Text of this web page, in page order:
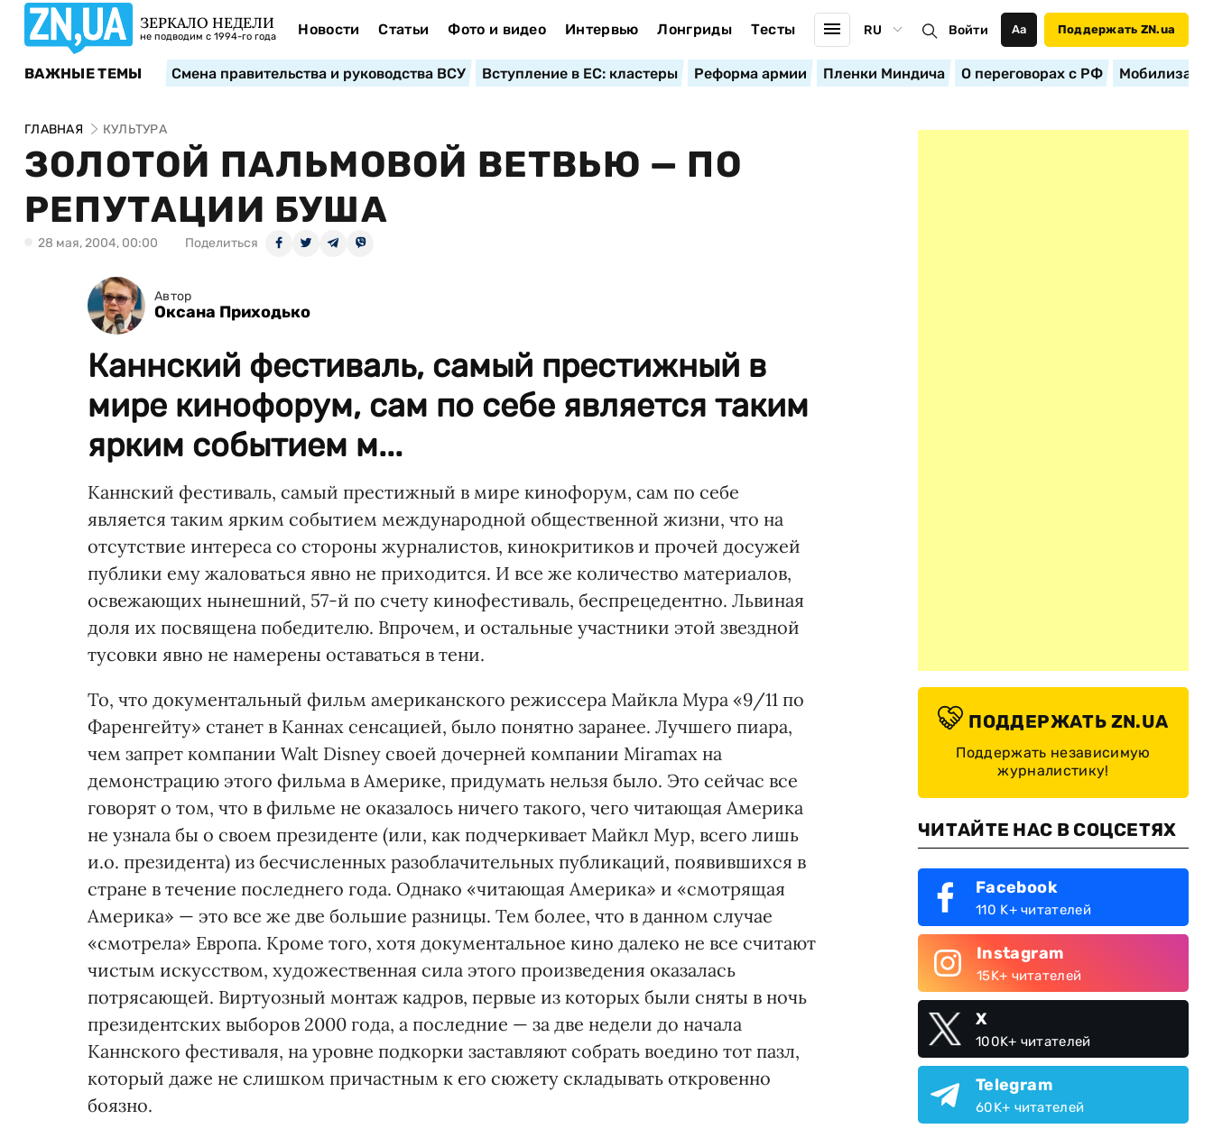
ЗЕРКАЛО НЕДЕЛИ
не подводим с 1994-го года Новости Статьи Фото и видео Интервью Лонгриды Тесты RU Войти Аа Поддержать ZN.ua
ВАЖНЫЕ ТЕМЫ Смена правительства и руководства ВСУ Вступление в ЕС: кластеры Реформа армии Пленки Миндича О переговорах с РФ
ГЛАВНАЯ КУЛЬТУРА
ЗОЛОТОЙ ПАЛЬМОВОЙ ВЕТВЬЮ — ПО
РЕПУТАЦИИ БУША
28 мая, 2004, 00:00 Поделиться
Автор
Оксана Приходько
Каннский фестиваль, самый престижный в
мире кинофорум, сам по себе является таким
ярким событием м...
Каннский фестиваль, самый престижный в мире кинофорум, сам по себе
является таким ярким событием международной общественной жизни, что на
отсутствие интереса со стороны журналистов, кинокритиков и прочей досужей
публики ему жаловаться явно не приходится. И все же количество материалов,
освежающих нынешний, 57-й по счету кинофестиваль, беспрецедентно. Львиная
доля их посвящена победителю. Впрочем, и остальные участники этой звездной
тусовки явно не намерены оставаться в тени.
То, что документальный фильм американского режиссера Майкла Мура «9/11 по
Фаренгейту» станет в Каннах сенсацией, было понятно заранее. Лучшего пиара,
чем запрет компании Walt Disney своей дочерней компании Miramax на
демонстрацию этого фильма в Америке, придумать нельзя было. Это сейчас все
говорят о том, что в фильме не оказалось ничего такого, чего читающая Америка
не узнала бы о своем президенте (или, как подчеркивает Майкл Мур, всего лишь
и.о. президента) из бесчисленных разоблачительных публикаций, появившихся в
стране в течение последнего года. Однако «читающая Америка» и «смотрящая
Америка» — это все же две большие разницы. Тем более, что в данном случае
«смотрела» Европа. Кроме того, хотя документальное кино далеко не все считают
чистым искусством, художественная сила этого произведения оказалась
потрясающей. Виртуозный монтаж кадров, первые из которых были сняты в ночь
президентских выборов 2000 года, а последние — за две недели до начала
Каннского фестиваля, на уровне подкорки заставляют собрать воедино тот пазл,
который даже не слишком причастным к его сюжету складывать откровенно
боязно.
ПОДДЕРЖАТЬ ZN.UA
Поддержать независимую
журналистику!
ЧИТАЙТЕ НАС В СОЦСЕТЯХ
Facebook
110 K+ читателей
Instagram
15K+ читателей
X
100K+ читателей
Telegram
60K+ читателей